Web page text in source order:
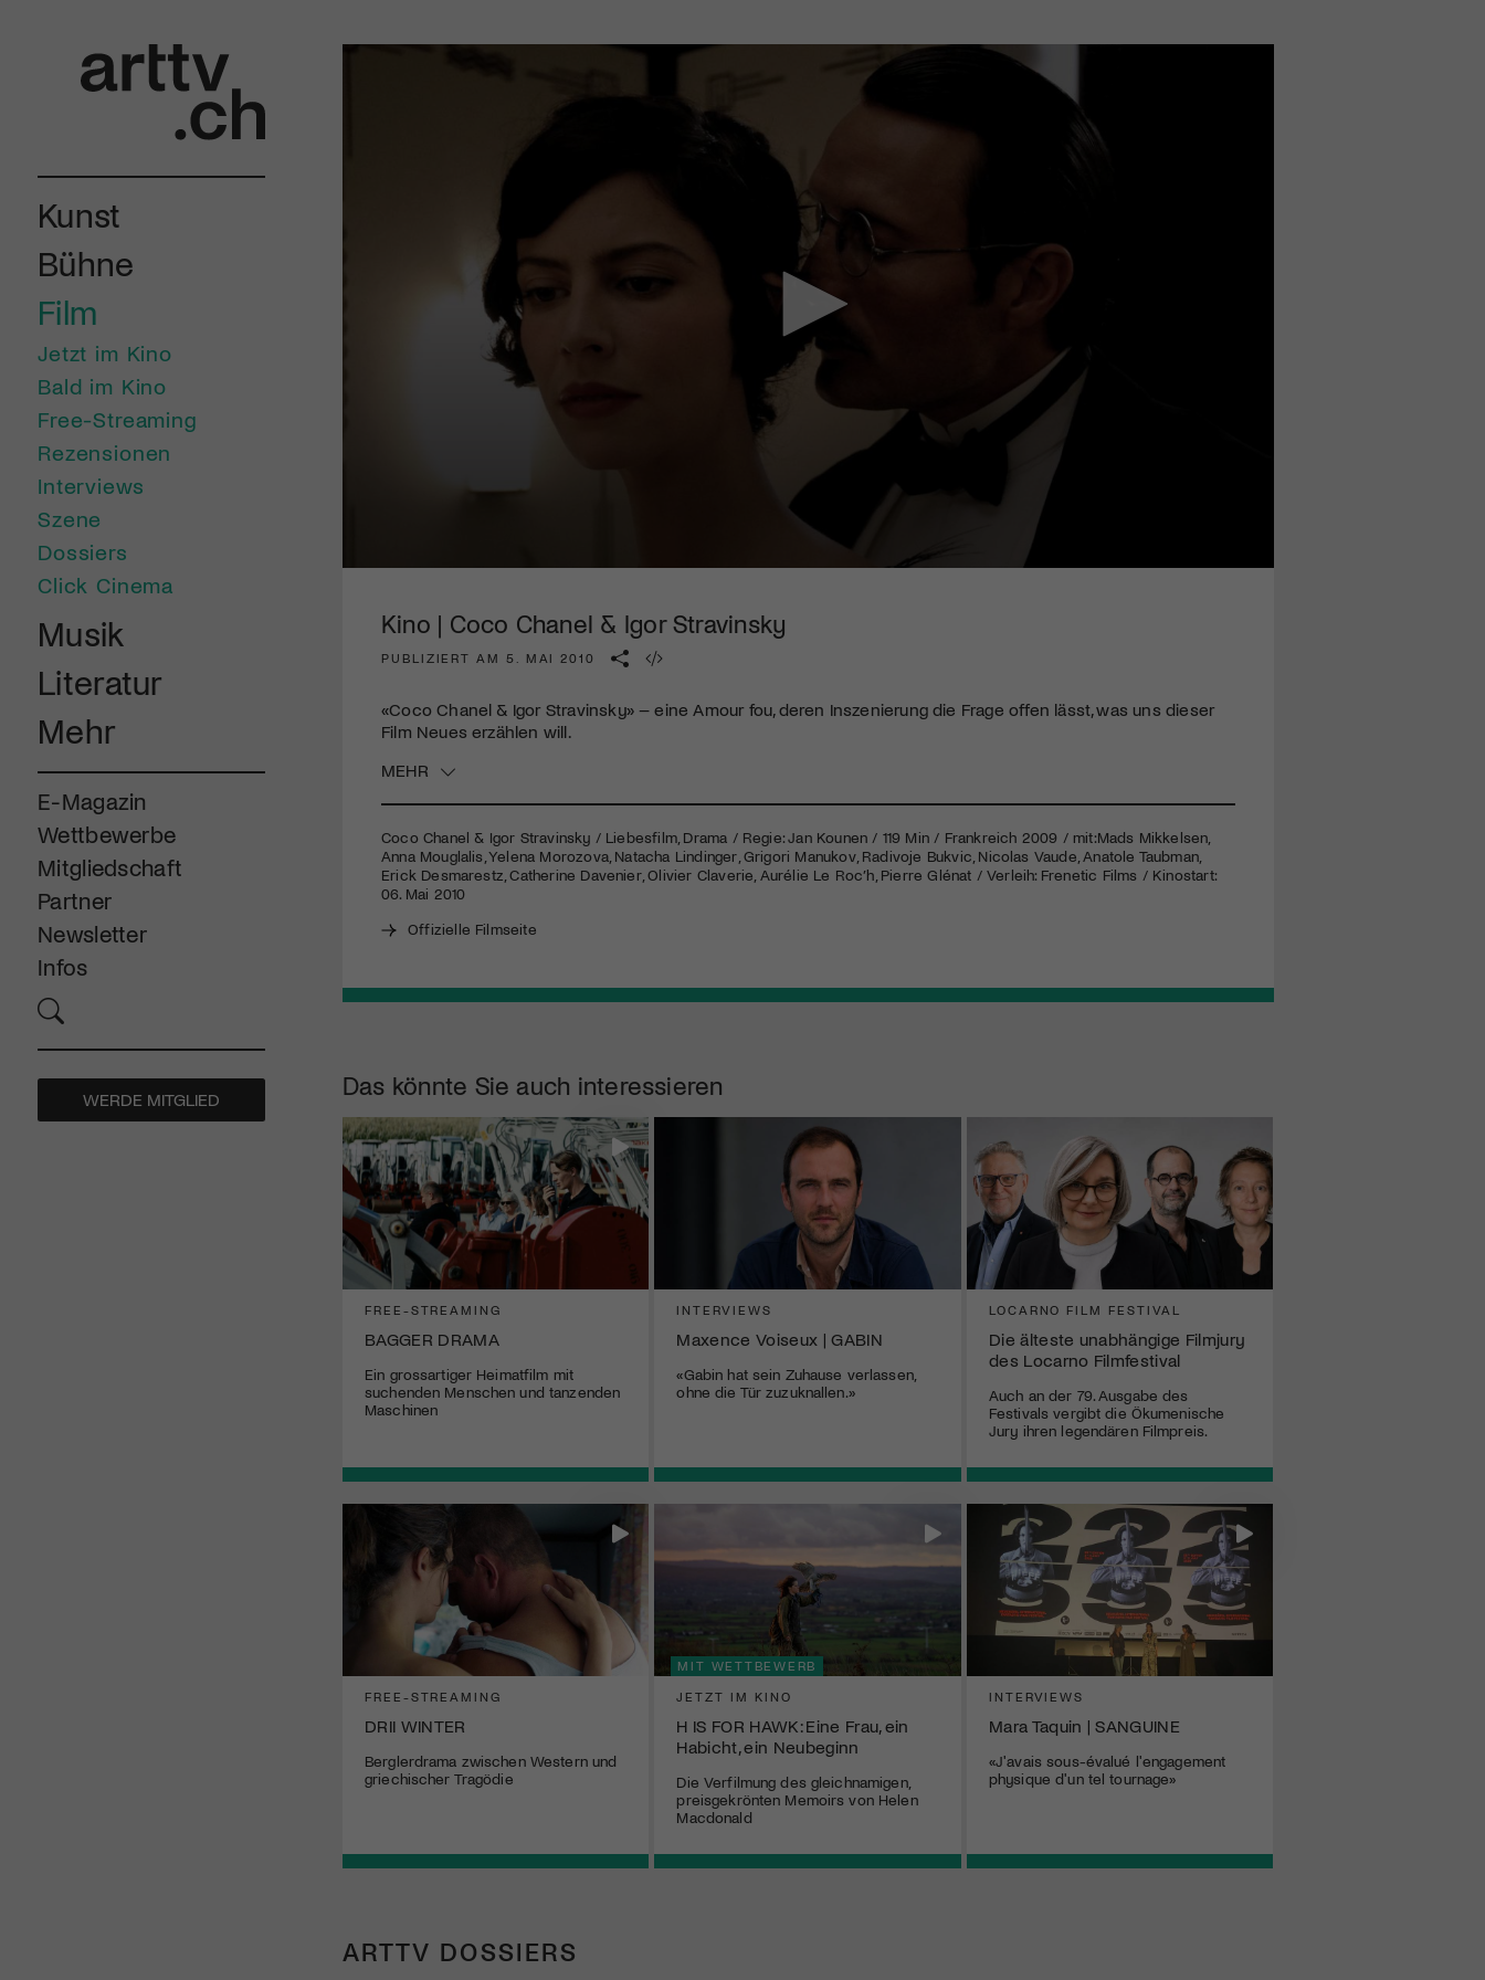
Kunst
Bühne
Film
Jetzt im Kino
Bald im Kino
Free-Streaming
Rezensionen
Interviews
Szene
Dossiers
Click Cinema
Musik
Literatur
Mehr
E-Magazin
Wettbewerbe
Mitgliedschaft
Partner
Newsletter
Infos
WERDE MITGLIED
Kino | Coco Chanel & Igor Stravinsky
PUBLIZIERT AM 5. MAI 2010
«Coco Chanel & Igor Stravinsky» – eine Amour fou, deren Inszenierung die Frage offen lässt, was uns dieser
Film Neues erzählen will.
MEHR
Coco Chanel & Igor Stravinsky / Liebesfilm, Drama / Regie: Jan Kounen / 119 Min / Frankreich 2009 / mit:Mads Mikkelsen,
Anna Mouglalis, Yelena Morozova, Natacha Lindinger, Grigori Manukov, Radivoje Bukvic, Nicolas Vaude, Anatole Taubman,
Erick Desmarestz, Catherine Davenier, Olivier Claverie, Aurélie Le Roc’h, Pierre Glénat / Verleih: Frenetic Films / Kinostart:
06. Mai 2010
Offizielle Filmseite
Das könnte Sie auch interessieren
FREE-STREAMING
BAGGER DRAMA
Ein grossartiger Heimatfilm mit
suchenden Menschen und tanzenden
Maschinen
INTERVIEWS
Maxence Voiseux | GABIN
«Gabin hat sein Zuhause verlassen,
ohne die Tür zuzuknallen.»
LOCARNO FILM FESTIVAL
Die älteste unabhängige Filmjury
des Locarno Filmfestival
Auch an der 79. Ausgabe des
Festivals vergibt die Ökumenische
Jury ihren legendären Filmpreis.
FREE-STREAMING
DRII WINTER
Berglerdrama zwischen Western und
griechischer Tragödie
MIT WETTBEWERB
JETZT IM KINO
H IS FOR HAWK: Eine Frau, ein
Habicht, ein Neubeginn
Die Verfilmung des gleichnamigen,
preisgekrönten Memoirs von Helen
Macdonald
INTERVIEWS
Mara Taquin | SANGUINE
«J'avais sous-évalué l'engagement
physique d'un tel tournage»
ARTTV DOSSIERS
Mach mit: «Be Part of the Art»!
Engagiere dich als Kulturliebhaber:in, Kulturschaffende(r) oder
Kulturinstitution und unterstütze unsere Arbeit.
Mit deiner Mitgliedschaft erhältst du kostenlosen Zugang zu
Jetzt Mitglied werden